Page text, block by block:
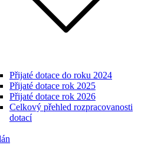
Přijaté dotace do roku 2024
Přijaté dotace rok 2025
Přijaté dotace rok 2026
Celkový přehled rozpracovanosti
dotací